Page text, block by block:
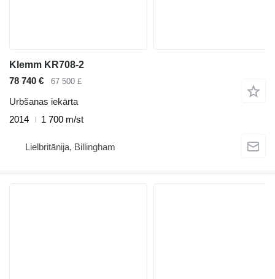
Klemm KR708-2
78 740 €
67 500 £
Urbšanas iekārta
2014
1 700 m/st
Lielbritānija, Billingham